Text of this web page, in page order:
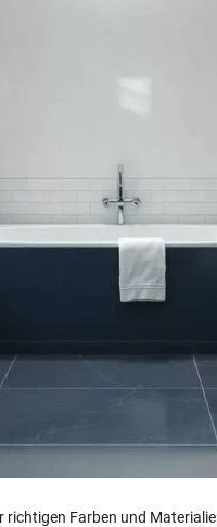
Farben und